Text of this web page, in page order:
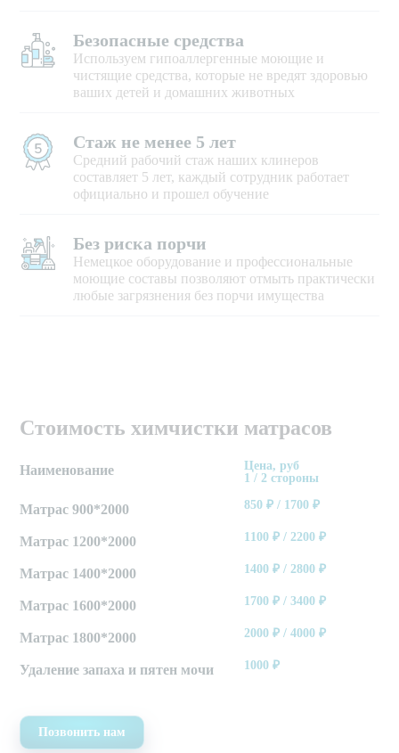
Безопасные средства
Используем гипоаллергенные моющие и
чистящие средства, которые не вредят здоровью
ваших детей и домашних животных
Стаж не менее 5 лет
Средний рабочий стаж наших клинеров
составляет 5 лет, каждый сотрудник работает
официально и прошел обучение
Без риска порчи
Немецкое оборудование и профессиональные
моющие составы позволяют отмыть практически
любые загрязнения без порчи имущества
Стоимость химчистки матрасов
Наименование
Цена, руб
1 / 2 стороны
Матрас 900*2000 850 ₽ / 1700 ₽
Матрас 1200*2000 1100 ₽ /2200 ₽
Матрас 1400*2000 1400 ₽ /2800 ₽
Матрас 1600*2000 1700 ₽ /3400 ₽
Матрас 1800*2000 2000 ₽ /4000 ₽
Удаление запаха и пятен мочи 1000 ₽
Позвонить нам